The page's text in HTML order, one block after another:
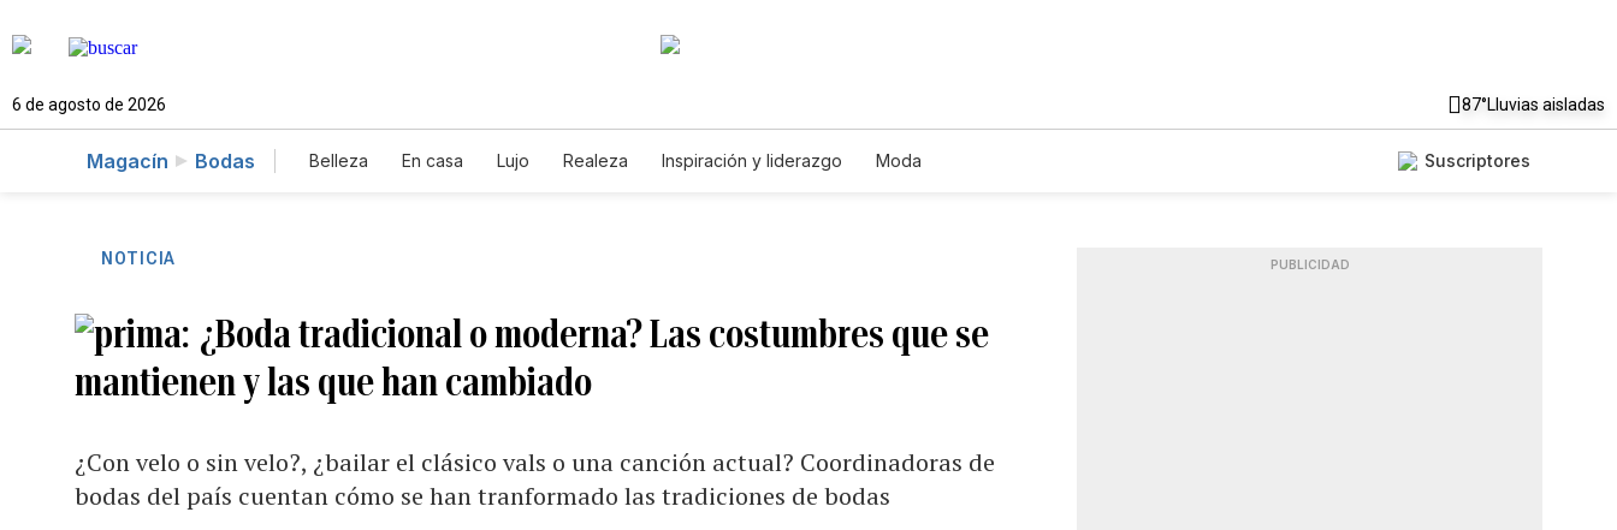
6 de agosto de 2026 87°Lluvias aisladas
Magacín Bodas Belleza En casa Lujo Realeza Inspiración y liderazgo Moda Suscriptores
NOTICIA
¿Boda tradicional o moderna? Las costumbres que se
mantienen y las que han cambiado
¿Con velo o sin velo?, ¿bailar el clásico vals o una canción actual? Coordinadoras de
bodas del país cuentan cómo se han tranformado las tradiciones de bodas
PUBLICIDAD